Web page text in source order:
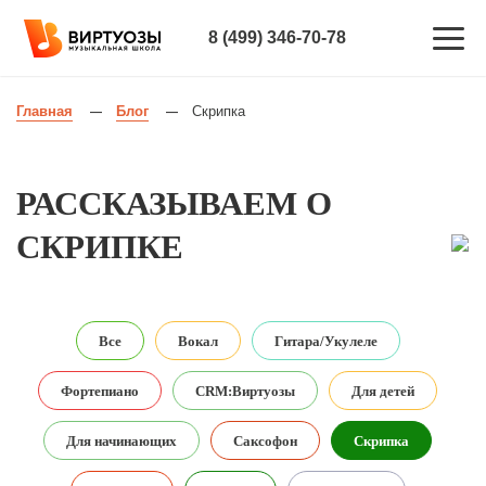
8 (499) 346-70-78
Главная — Блог — Скрипка
РАССКАЗЫВАЕМ О
СКРИПКЕ
Все Вокал Гитара/Укулеле
Фортепиано CRM:Виртуозы Для детей
Для начинающих Саксофон Скрипка